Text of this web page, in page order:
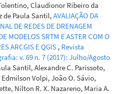
Claudionor Ribeiro da
de Paula Santil, AVALIAÇÃO DA
DE REDES DE DRENAGEM
MODELOS SRTM E ASTER COM O
ARCGIS E QGIS , Revista
v. 69 n. 7 (2017): Julho/Agosto
Santil, Alexandre C. Parissoto,
Volpi, João O. Sávio,
Nilton R. X. Nazareno, Maria A.